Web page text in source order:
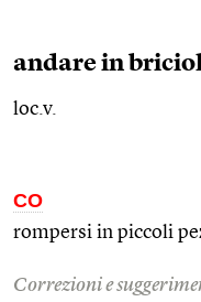
andare in
loc.v.
CO
rompersi in piccoli
Correzioni e